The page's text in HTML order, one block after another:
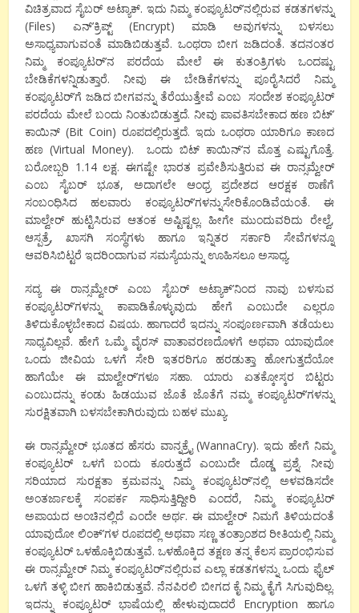
ವಿಚಿತ್ರವಾದ ಸೈಬರ್ ಅಟ್ಯಾಕ್. ಇದು ನಿಮ್ಮ ಕಂಪ್ಯೂಟರ್’ನಲ್ಲಿರುವ ಕಡತಗಳನ್ನು
(Files) ಎನ್’ಕ್ರಿಪ್ಟ್ (Encrypt) ಮಾಡಿ ಅವುಗಳನ್ನು ಬಳಸಲು
ಅಸಾಧ್ಯವಾಗುವಂತೆ ಮಾಡಿಬಿಡುತ್ತವೆ. ಒಂಥರಾ ಬೀಗ ಜಡಿದಂತೆ. ತದನಂತರ
ನಿಮ್ಮ ಕಂಪ್ಯೂಟರ್’ನ ಪರದೆಯ ಮೇಲೆ ಈ ಕುತಂತ್ರಿಗಳು ಒಂದಷ್ಟು
ಬೇಡಿಕೆಗಳನ್ನಿಡುತ್ತಾರೆ. ನೀವು ಈ ಬೇಡಿಕೆಗಳನ್ನು ಪೂರೈಸಿದರೆ ನಿಮ್ಮ
ಕಂಪ್ಯೂಟರ್’ಗೆ ಜಡಿದ ಬೀಗವನ್ನು ತೆರೆಯುತ್ತೇವೆ ಎಂಬ ಸಂದೇಶ ಕಂಪ್ಯೂಟರ್
ಪರದೆಯ ಮೇಲೆ ಬಂದು ನಿಂತುಬಿಡುತ್ತದೆ. ನೀವು ಪಾವತಿಸಬೇಕಾದ ಹಣ ಬಿಟ್’
ಕಾಯಿನ್ (Bit Coin) ರೂಪದಲ್ಲಿರುತ್ತದೆ. ಇದು ಒಂಥರಾ ಯಾರಿಗೂ ಕಾಣದ
ಹಣ (Virtual Money). ಒಂದು ಬಿಟ್ ಕಾಯಿನ್’ನ ಮೊತ್ತ ಎಷ್ಟುಗೊತ್ತೆ.
ಬರೋಬ್ಬರಿ 1.14 ಲಕ್ಷ. ಈಗಷ್ಟೇ ಭಾರತ ಪ್ರವೇಶಿಸುತ್ತಿರುವ ಈ ರಾನ್ಸಮ್ವೇರ್
ಎಂಬ ಸೈಬರ್ ಭೂತ, ಅದಾಗಲೇ ಆಂಧ್ರ ಪ್ರದೇಶದ ಆರಕ್ಷಕ ಠಾಣೆಗೆ
ಸಂಬಂಧಿಸಿದ ಹಲವಾರು ಕಂಪ್ಯೂಟರ್’ಗಳನ್ನುಸೇರಿಕೊಂಡಿವೆಯಂತೆ. ಈ
ಮಾಲ್ವೇರ್ ಹುಟ್ಟಿಸಿರುವ ಆತಂಕ ಅಷ್ಟಿಷ್ಟಲ್ಲ. ಹೀಗೇ ಮುಂದುವರಿದು ರೇಲ್ವೆ,
ಆಸ್ಪತ್ರೆ, ಖಾಸಗಿ ಸಂಸ್ಥೆಗಳು ಹಾಗೂ ಇನ್ನಿತರ ಸರ್ಕಾರಿ ಸೇವೆಗಳನ್ನೂ
ಆವರಿಸಿಬಿಟ್ಟರೆ ಇದರಿಂದಾಗುವ ಸಮಸ್ಯೆಯನ್ನು ಊಹಿಸಲೂ ಅಸಾಧ್ಯ.
ಸದ್ಯ ಈ ರಾನ್ಸಮ್ವೇರ್ ಎಂಬ ಸೈಬರ್ ಅಟ್ಯಾಕ್’ನಿಂದ ನಾವು ಬಳಸುವ
ಕಂಪ್ಯೂಟರ್’ಗಳನ್ನು ಕಾಪಾಡಿಕೊಳ್ಳುವುದು ಹೇಗೆ ಎಂಬುದೇ ಎಲ್ಲರೂ
ತಿಳಿದುಕೊಳ್ಳಬೇಕಾದ ವಿಷಯ. ಹಾಗಾದರೆ ಇದನ್ನು ಸಂಪೂರ್ಣವಾಗಿ ತಡೆಯಲು
ಸಾಧ್ಯವಿಲ್ಲವೆ. ಹೇಗೆ ಒಮ್ಮೆ ವೈರಸ್ ವಾತಾವರಣದೊಳಗೆ ಅಥವಾ ಯಾವುದೋ
ಒಂದು ಜೀವಿಯ ಒಳಗೆ ಸೇರಿ ಇತರರಿಗೂ ಹರಡುತ್ತಾ ಹೋಗುತ್ತದೆಯೋ
ಹಾಗೆಯೇ ಈ ಮಾಲ್ವೇರ್’ಗಳೂ ಸಹಾ. ಯಾರು ಏತಕ್ಕೋಸ್ಕರ ಬಿಟ್ಟರು
ಎಂಬುದನ್ನು ಕಂಡು ಹಿಡಯುವ ಜೊತೆ ಜೊತೆಗೆ ನಮ್ಮ ಕಂಪ್ಯೂಟರ್’ಗಳನ್ನು
ಸುರಕ್ಷಿತವಾಗಿ ಬಳಸಬೇಕಾಗಿರುವುದು ಬಹಳ ಮುಖ್ಯ.
ಈ ರಾನ್ಸಮ್ವೇರ್ ಭೂತದ ಹೆಸರು ವಾನ್ನಕ್ರೈ (WannaCry). ಇದು ಹೇಗೆ ನಿಮ್ಮ
ಕಂಪ್ಯೂಟರ್ ಒಳಗೆ ಬಂದು ಕೂರುತ್ತದೆ ಎಂಬುದೇ ದೊಡ್ಡ ಪ್ರಶ್ನೆ. ನೀವು
ಸರಿಯಾದ ಸುರಕ್ಷತಾ ಕ್ರಮವನ್ನು ನಿಮ್ಮ ಕಂಪ್ಯೂಟರ್’ನಲ್ಲಿ ಅಳವಡಿಸದೇ
ಅಂತರ್ಜಾಲಕ್ಕೆ ಸಂಪರ್ಕ ಸಾಧಿಸುತ್ತಿದ್ದೀರಿ ಎಂದರೆ, ನಿಮ್ಮ ಕಂಪ್ಯೂಟರ್
ಅಪಾಯದ ಅಂಚಿನಲ್ಲಿದೆ ಎಂದೇ ಅರ್ಥ. ಈ ಮಾಲ್ವೇರ್ ನಿಮಗೆ ತಿಳಿಯದಂತೆ
ಯಾವುದೋ ಲಿಂಕ್’ಗಳ ರೂಪದಲ್ಲಿ ಅಥವಾ ಸಣ್ಣ ತಂತ್ರಾಂಶದ ರೀತಿಯಲ್ಲಿ ನಿಮ್ಮ
ಕಂಪ್ಯೂಟರ್ ಒಳಹೊಕ್ಕಿಬಿಡುತ್ತವೆ. ಒಳಹೊಕ್ಕಿದ ತಕ್ಷಣ‌ ತನ್ನ ಕೆಲಸ ಪ್ರಾರಂಭಿಸುವ
ಈ ರಾನ್ಸಮ್ವೇರ್ ನಿಮ್ಮ ಕಂಪ್ಯೂಟರ್’ನಲ್ಲಿರುವ ಎಲ್ಲಾ ಕಡತಗಳನ್ನು ಒಂದು ಫೈಲ್
ಒಳಗೆ ತಳ್ಳಿ ಬೀಗ ಹಾಕಿಬಿಡುತ್ತವೆ. ನೆನಪಿರಲಿ ಬೀಗದ ಕೈ ನಿಮ್ಮ ಕೈಗೆ ಸಿಗುವುದಿಲ್ಲ.
ಇದನ್ನು ಕಂಪ್ಯೂಟರ್ ಭಾಷೆಯಲ್ಲಿ ಹೇಳುವುದಾದರೆ Encryption ಹಾಗೂ